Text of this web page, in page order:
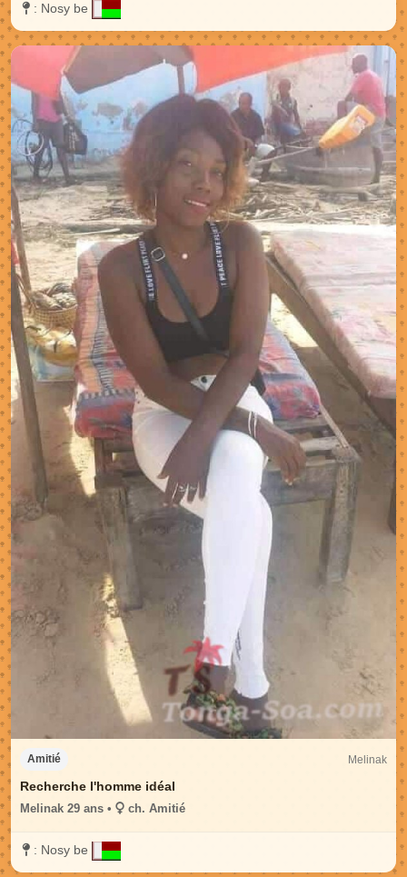
: Nosy be
Amitié Melinak
Recherche l'homme idéal
Melinak 29 ans • ch. Amitié
: Nosy be